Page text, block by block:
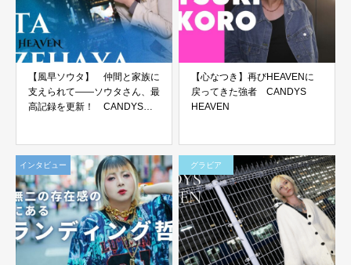
【風早ソウタ】 仲間と家族に
支えられて――ソウタさん、最
高記録を更新！ CANDYS
【心なつき】再びHEAVENに
戻ってきた強者 CANDYS
HEAVEN
インタビュー グラビア